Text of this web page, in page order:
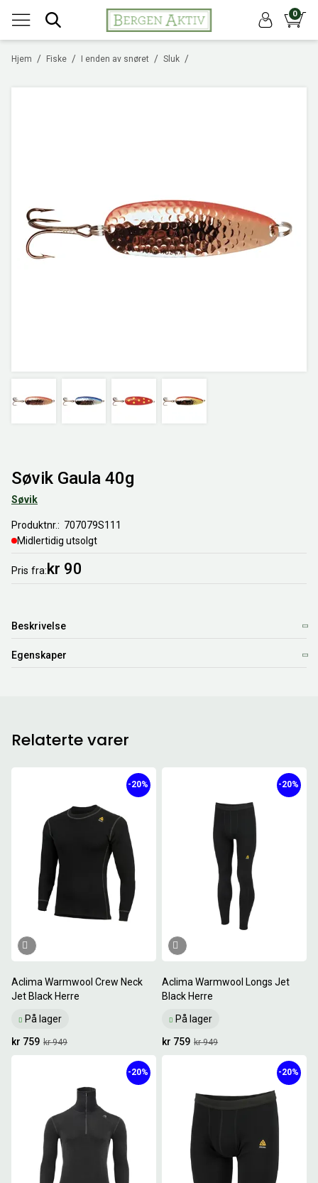
0
/
Hjem /
Fiske /
I enden av snøret /
Sluk
Søvik Gaula 40g
Søvik
Produktnr.
707079S111
Midlertidig utsolgt
Pris fra kr 90
Beskrivelse
Egenskaper
Relaterte varer
Aclima Warmwool Crew Neck
Jet Black Herre
På lager
-20%
kr 949
kr 759
Aclima Warmwool Longs Jet
Black Herre
På lager
-20%
kr 949
kr 759
-20% -20%